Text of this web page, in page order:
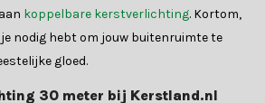
koppelbare kerstverlichting. Kortom,
nodig hebt om jouw buitenruimte te
gloed.
30 meter bij Kerstland.nl